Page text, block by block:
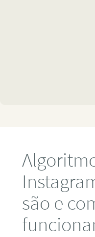
são e